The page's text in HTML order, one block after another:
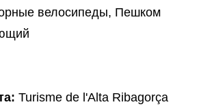
велосипеды, Пешком
Turisme de l'Alta Ribagorça